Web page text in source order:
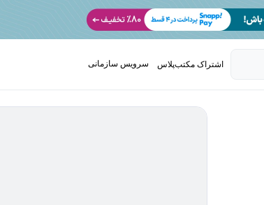
اشتراک مکتب‌پلاس سرویس سازمانی